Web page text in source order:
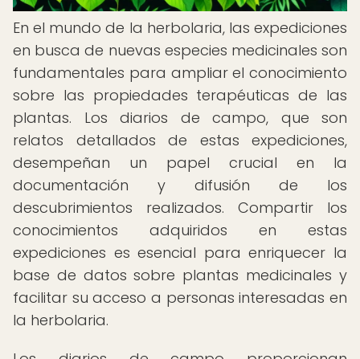
En el mundo de la herbolaria, las expediciones
en busca de nuevas especies medicinales son
fundamentales para ampliar el conocimiento
sobre las propiedades terapéuticas de las
plantas. Los diarios de campo, que son
relatos detallados de estas expediciones,
desempeñan un papel crucial en la
documentación y difusión de los
descubrimientos realizados. Compartir los
conocimientos adquiridos en estas
expediciones es esencial para enriquecer la
base de datos sobre plantas medicinales y
facilitar su acceso a personas interesadas en
la herbolaria.